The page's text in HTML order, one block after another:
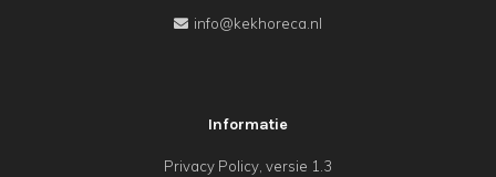
info@kekhoreca.nl
Informatie
Privacy Policy, versie 1.3